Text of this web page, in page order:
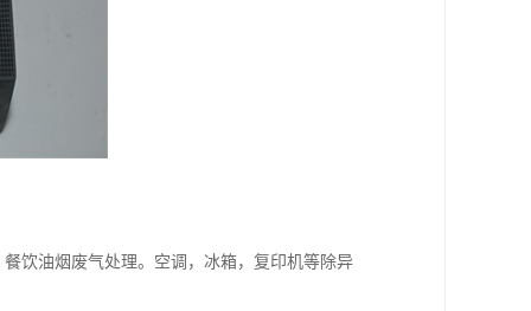
饮油烟废气处理。空调，冰箱，复印机等除异